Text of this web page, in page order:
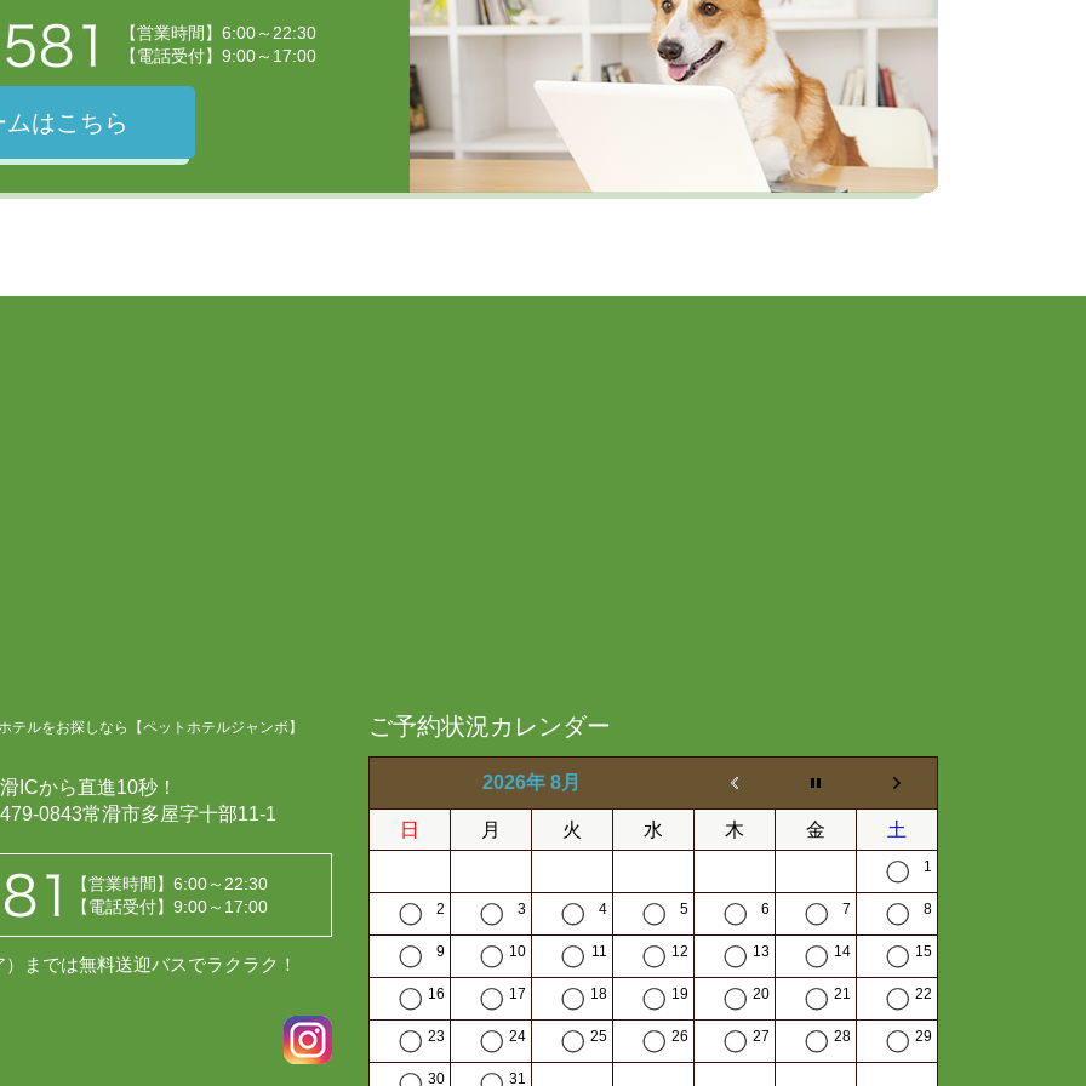
【営業時間】6:00～22:30
【電話受付】9:00～17:00
はこちら
ルをお探しなら【ペットホテルジャンボ】
ICから直進10秒！
0843常滑市多屋字十部11-1
【営業時間】6:00～22:30
【電話受付】9:00～17:00
までは無料送迎バスでラクラク！
ご予約状況カレンダー
2026年 8月
日 月 火 水 木 金 土
1
2 3 4 5 6 7 8
9 10 11 12 13 14 15
16 17 18 19 20 21 22
23 24 25 26 27 28 29
30 31